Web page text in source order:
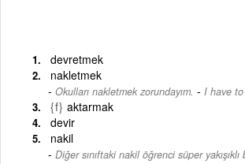
devretmek
nakletmek
Okulları nakletmek zorundayım. - I have
{f} aktarmak
devir
nakil
Diğer sınıftaki nakil öğrenci süper yakışıklı